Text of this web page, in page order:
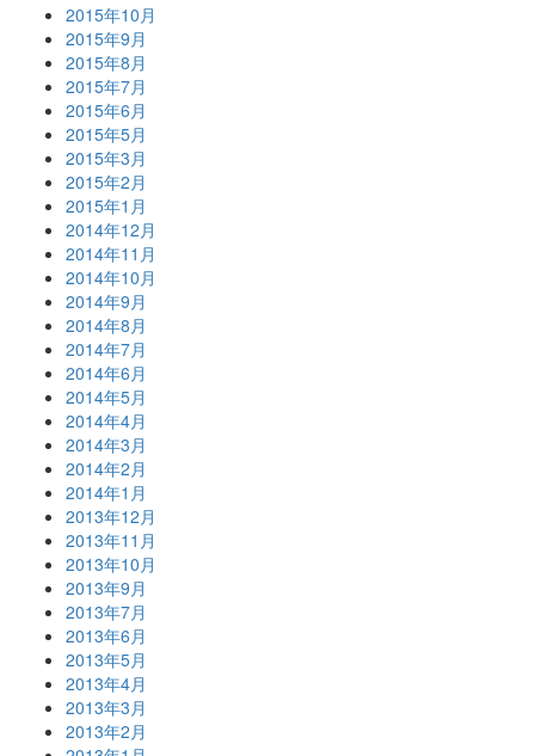
2015年10月
2015年9月
2015年8月
2015年7月
2015年6月
2015年5月
2015年3月
2015年2月
2015年1月
2014年12月
2014年11月
2014年10月
2014年9月
2014年8月
2014年7月
2014年6月
2014年5月
2014年4月
2014年3月
2014年2月
2014年1月
2013年12月
2013年11月
2013年10月
2013年9月
2013年7月
2013年6月
2013年5月
2013年4月
2013年3月
2013年2月